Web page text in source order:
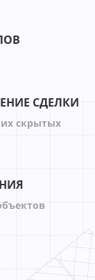
СДЕЛКИ
скрытых